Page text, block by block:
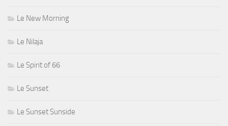
Le New Morning
Le Nilaja
Le Spirit of 66
Le Sunset
Le Sunset Sunside